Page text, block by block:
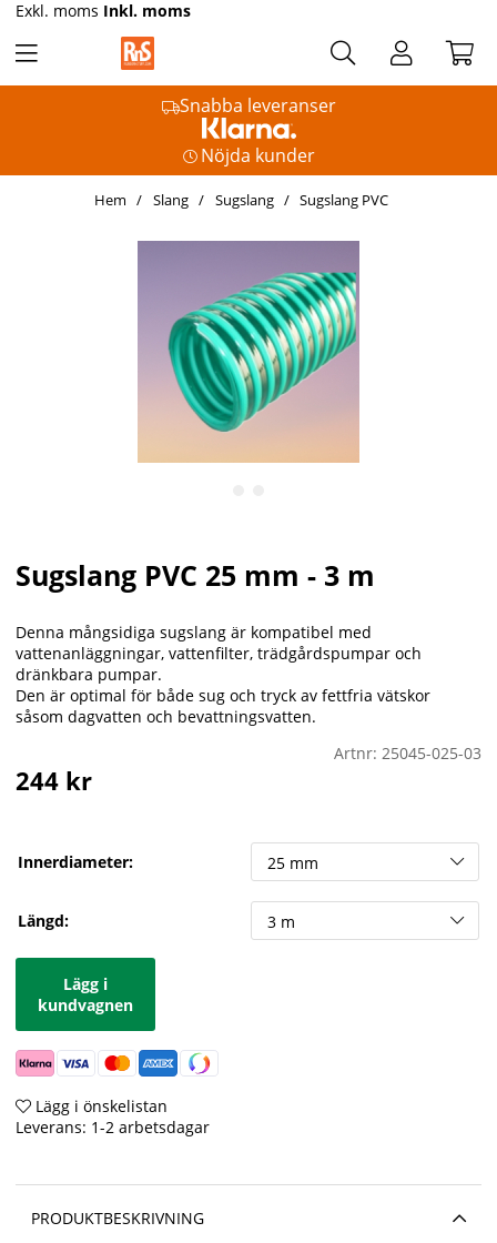
Snabba leveranser
Nöjda kunder
Exkl. moms Inkl. moms
Hem Slang Sugslang Sugslang PVC
Sugslang PVC 25 mm - 3 m
Denna mångsidiga sugslang är kompatibel med
vattenanläggningar, vattenfilter, trädgårdspumpar och
dränkbara pumpar.
Den är optimal för både sug och tryck av fettfria vätskor
såsom dagvatten och bevattningsvatten.
Artnr: 25045-025-03
244 kr
Innerdiameter:
Längd:
Lägg i
kundvagnen
Lägg i önskelistan
Leverans: 1-2 arbetsdagar
PRODUKTBESKRIVNING